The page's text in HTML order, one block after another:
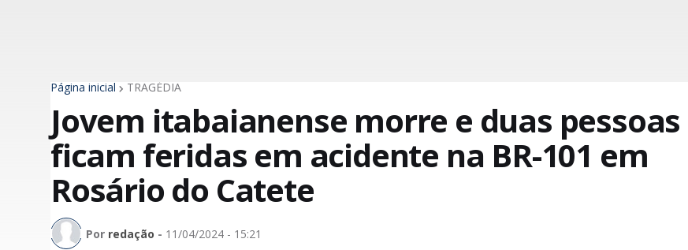
Página inicial TRAGÉDIA
Jovem itabaianense morre e duas pessoas
ficam feridas em acidente na BR-101 em
Rosário do Catete
Por redação - 11/04/2024 - 15:21